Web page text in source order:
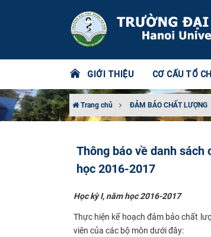
GIỚI THIỆU CƠ CẤU TỔ
Trang chủ ĐẢM BẢO CHẤT LƯỢNG
Thông báo về danh
học 2016-2017
Học kỳ I, năm học 2016-2017
​Thực hiện kế hoạch đảm bảo chất
viên của các bộ môn dưới đây: